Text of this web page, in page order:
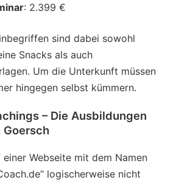
: 2.399 €
sind dabei sowohl
Snacks als auch
Um die Unterkunft müssen
hingegen selbst kümmern.
– Die Ausbildungen
Webseite mit dem Namen
logischerweise nicht